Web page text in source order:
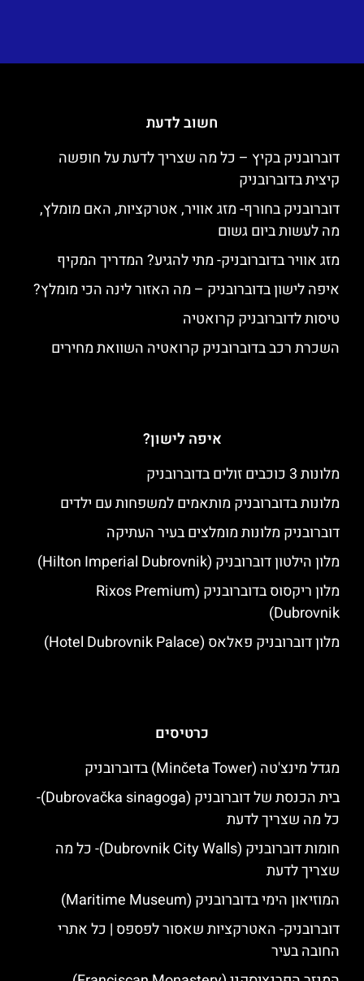
חשוב לדעת
דוברובניק בקיץ – כל מה שצריך לדעת על חופשה
קיצית בדוברובניק
דוברובניק בחורף- מזג אוויר, אטרקציות, האם מומלץ,
מה לעשות ביום גשום
מזג אוויר בדוברובניק- מתי להגיע? המדריך המקיף
איפה לישון בדוברובניק – מה האזור לינה הכי מומלץ?
טיסות לדוברובניק קרואטיה
השכרת רכב בדוברובניק קרואטיה השוואת מחירים
איפה לישון?
מלונות 3 כוכבים זולים בדוברובניק
מלונות בדוברובניק מותאמים למשפחות עם ילדים
דוברובניק מלונות מומלצים בעיר העתיקה
מלון הילטון דוברובניק (Hilton Imperial Dubrovnik)
מלון ריקסוס בדוברובניק (Rixos Premium
Dubrovnik)
מלון דוברובניק פאלאס (Hotel Dubrovnik Palace)
כרטיסים
מגדל מינצ'טה (Minčeta Tower) בדוברובניק
בית הכנסת של דוברובניק (Dubrovačka sinagoga)-
כל מה שצריך לדעת
חומות דוברובניק (Dubrovnik City Walls)- כל מה
שצריך לדעת
המוזיאון הימי בדוברובניק (Maritime Museum)
דוברובניק- האטרקציות שאסור לפספס | כל אתרי
החובה בעיר